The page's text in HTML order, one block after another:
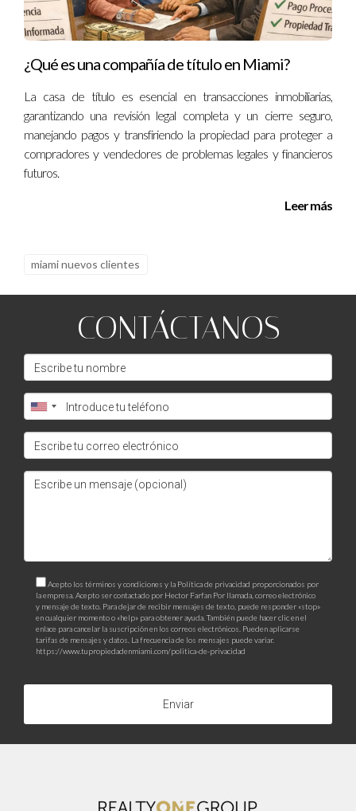
¿Qué es una compañía de título en Miami?
La casa de título es esencial en transacciones inmobiliarias,
garantizando una revisión legal completa y un cierre seguro,
manejando pagos y transfiriendo la propiedad para proteger a
compradores y vendedores de problemas legales y financieros
futuros.
Leer más
miami nuevos clientes
CONTÁCTANOS
Acepto los términos y condiciones y la Política de privacidad proporcionados por
la empresa. Acepto ser contactado por Hector Farfan Por llamada, correo electrónico
y mensaje de texto. Para dejar de recibir mensajes de texto, puede responder «stop»
en cualquier momento o «help» para obtener ayuda. También puede hacer clic en el
enlace para cancelar la suscripción en los correos electrónicos. Pueden aplicarse
tarifas de mensajes y datos. La frecuencia de los mensajes puede variar.
https://www.tupropiedadenmiami.com/politica-de-privacidad
Enviar